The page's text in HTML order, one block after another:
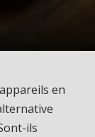
en
ils